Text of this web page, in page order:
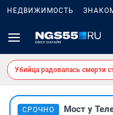
НЕДВИЖИМОСТЬ
Убийца радовалась смерти
СРОЧНО Мост у